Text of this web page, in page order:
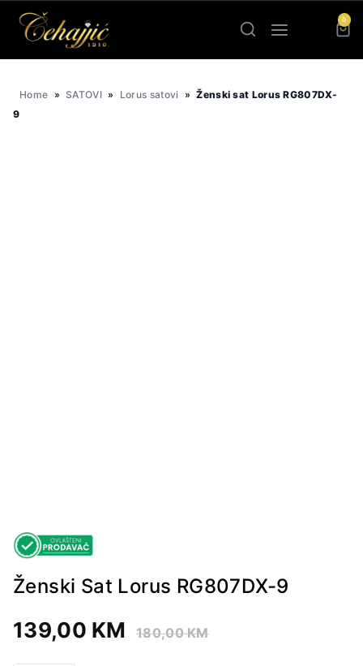
0
Home » SATOVI » Lorus satovi » Ženski sat Lorus RG807DX-
9
Ženski Sat Lorus RG807DX-9
139,00 KM 180,00KM